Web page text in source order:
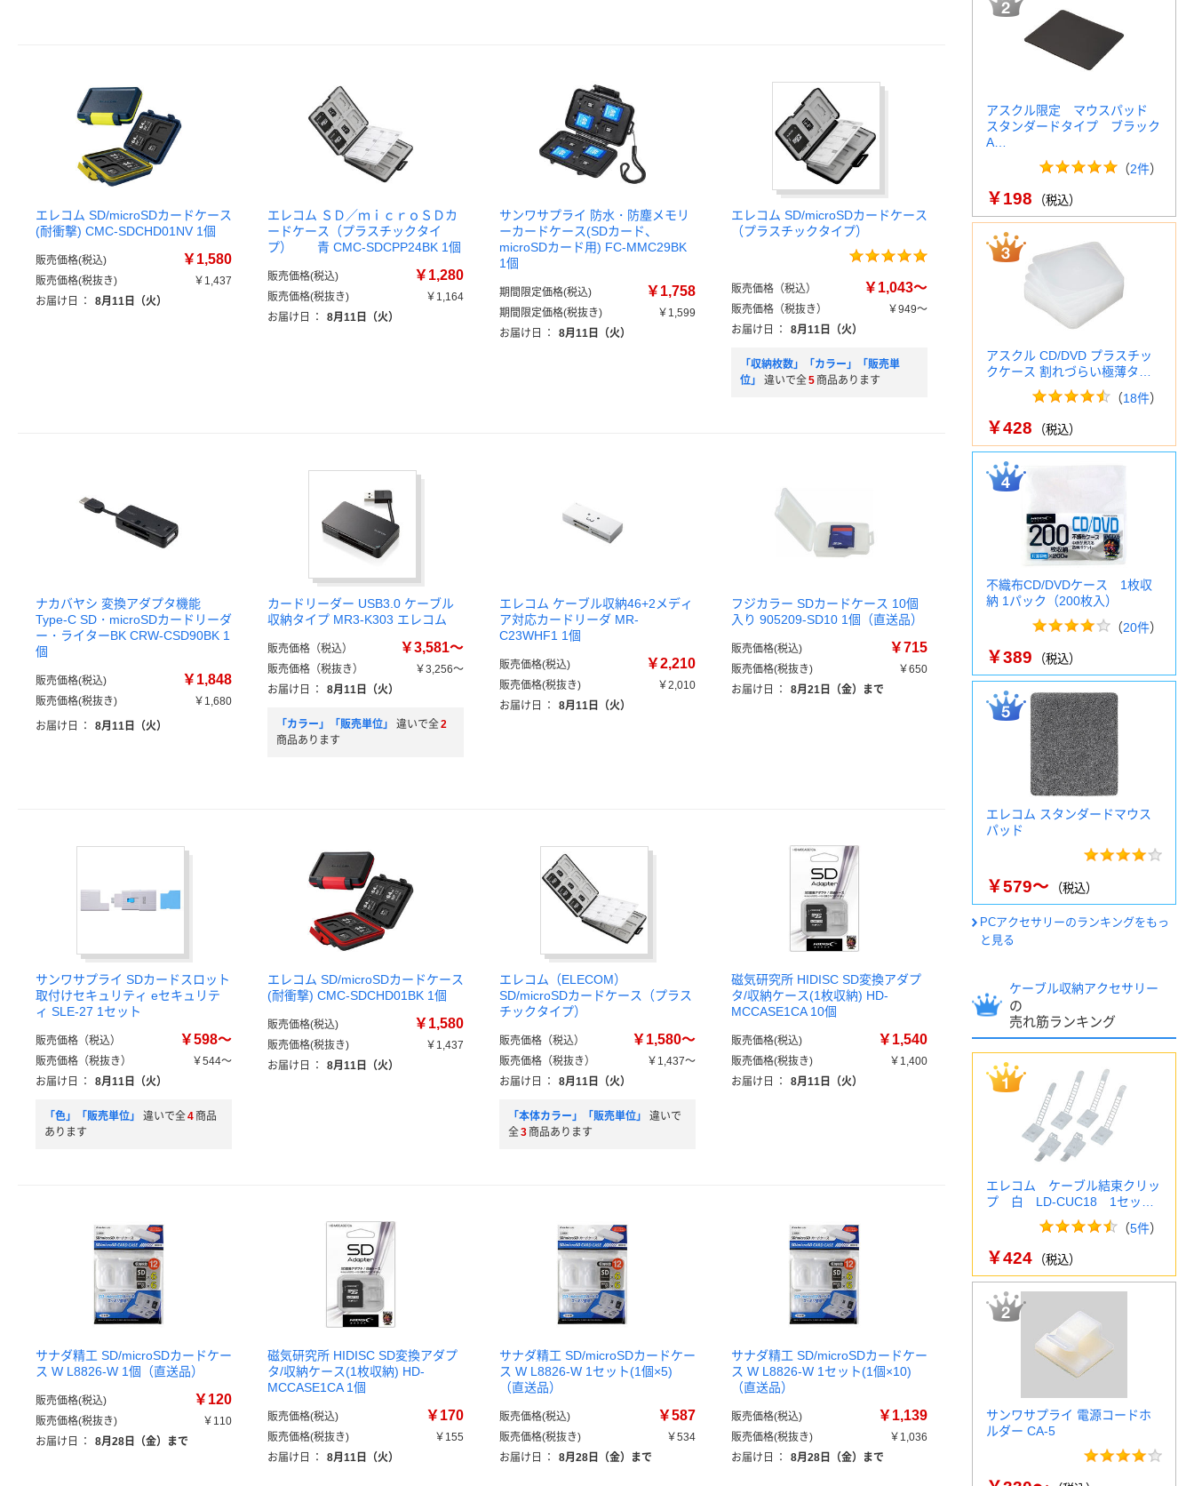
エレコム SD/microSDカードケース
(耐衝撃) CMC-SDCHD01NV 1個
販売価格(税込) ￥1,580
販売価格(税抜き)
￥1,437
お届け日
： 8月11日（火）
エレコム ＳＤ／ｍｉｃｒｏＳＤカ
ードケース（プラスチックタイ
プ） 青 CMC-SDCPP24BK 1個
販売価格(税込) ￥1,280
販売価格(税抜き)
￥1,164
お届け日
： 8月11日（火）
サンワサプライ 防水・防塵メモリ
ーカードケース(SDカード、
microSDカード用) FC-MMC29BK
1個
期間限定価格(税込) ￥1,758
期間限定価格(税抜き)
￥1,599
お届け日
： 8月11日（火）
エレコム SD/microSDカードケース
（プラスチックタイプ）
販売価格（税込） ￥1,043～
販売価格（税抜き）
￥949～
お届け日
： 8月11日（火）
「収納枚数」「カラー」「販売単
位」
違いで全5 商品あります
ナカバヤシ 変換アダプタ機能
Type-C SD・microSDカードリーダ
ー・ライターBK CRW-CSD90BK 1
個
販売価格(税込) ￥1,848
販売価格(税抜き)
￥1,680
お届け日
： 8月11日（火）
カードリーダー USB3.0 ケーブル
収納タイプ MR3-K303 エレコム
販売価格（税込） ￥3,581～
販売価格（税抜き）
￥3,256～
お届け日
： 8月11日（火）
「カラー」「販売単位」 違いで全2
商品あります
エレコム ケーブル収納46+2メディ
ア対応カードリーダ MR-
C23WHF1 1個
販売価格(税込) ￥2,210
販売価格(税抜き)
￥2,010
お届け日
： 8月11日（火）
フジカラー SDカードケース 10個
入り 905209-SD10 1個（直送品）
販売価格(税込) ￥715
販売価格(税抜き)
￥650
お届け日
： 8月21日（金）まで
サンワサプライ SDカードスロット
取付けセキュリティ eセキュリテ
ィ SLE-27 1セット
販売価格（税込） ￥598～
販売価格（税抜き）
￥544～
お届け日
： 8月11日（火）
「色」「販売単位」 違いで全4 商品
あります
エレコム SD/microSDカードケース
(耐衝撃) CMC-SDCHD01BK 1個
販売価格(税込) ￥1,580
販売価格(税抜き)
￥1,437
お届け日
： 8月11日（火）
エレコム（ELECOM）
SD/microSDカードケース（プラス
チックタイプ）
販売価格（税込） ￥1,580～
販売価格（税抜き）
￥1,437～
お届け日
： 8月11日（火）
「本体カラー」「販売単位」
違いで
全3 商品あります
磁気研究所 HIDISC SD変換アダプ
タ/収納ケース(1枚収納) HD-
MCCASE1CA 10個
販売価格(税込) ￥1,540
販売価格(税抜き)
￥1,400
お届け日
： 8月11日（火）
サナダ精工 SD/microSDカードケー
ス W L8826-W 1個（直送品）
販売価格(税込) ￥120
販売価格(税抜き)
￥110
お届け日
： 8月28日（金）まで
磁気研究所 HIDISC SD変換アダプ
タ/収納ケース(1枚収納) HD-
MCCASE1CA 1個
販売価格(税込) ￥170
販売価格(税抜き)
￥155
お届け日
： 8月11日（火）
サナダ精工 SD/microSDカードケー
ス W L8826-W 1セット(1個×5)
（直送品）
販売価格(税込) ￥587
販売価格(税抜き)
￥534
お届け日
： 8月28日（金）まで
サナダ精工 SD/microSDカードケー
ス W L8826-W 1セット(1個×10)
（直送品）
販売価格(税込) ￥1,139
販売価格(税抜き)
￥1,036
お届け日
： 8月28日（金）まで
アスクル限定 マウスパッド
スタンダードタイプ ブラック
A…
（2件）
￥198 （税込）
アスクル CD/DVD プラスチッ
クケース 割れづらい極薄タ…
（18件）
￥428 （税込）
不織布CD/DVDケース 1枚収
納 1パック（200枚入）
（20件）
￥389 （税込）
エレコム スタンダードマウス
パッド
￥579～ （税込）
PCアクセサリーのランキングをもっ
と見る
ケーブル収納アクセサリー
の
売れ筋ランキング
エレコム ケーブル結束クリッ
プ 白 LD-CUC18 1セッ…
（5件）
￥424 （税込）
サンワサプライ 電源コードホ
ルダー CA-5